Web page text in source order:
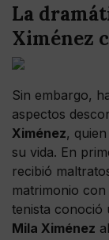
La
Ximénez
Sin embargo,
aspectos
Ximénez,
su vida. En
recibió
matrimonio con
tenista conoció
Mila Ximénez